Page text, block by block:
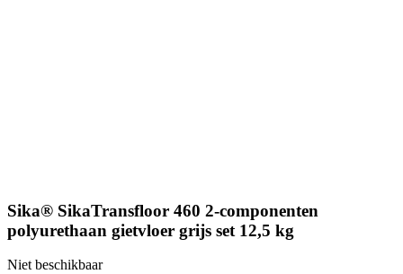
Sika® SikaTransfloor 460 2-componenten
polyurethaan gietvloer grijs set 12,5 kg
Niet beschikbaar